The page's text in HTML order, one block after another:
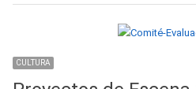
CULTURA